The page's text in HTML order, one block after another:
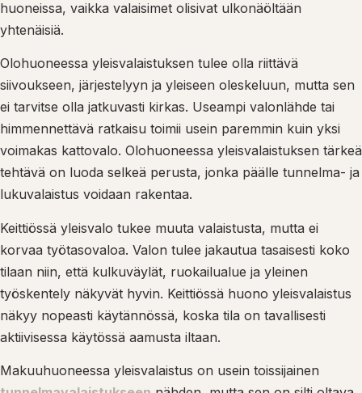
huoneissa, vaikka valaisimet olisivat ulkonäöltään
yhtenäisiä.
Olohuoneessa yleisvalaistuksen tulee olla riittävä
siivoukseen, järjestelyyn ja yleiseen oleskeluun, mutta sen
ei tarvitse olla jatkuvasti kirkas. Useampi valonlähde tai
himmennettävä ratkaisu toimii usein paremmin kuin yksi
voimakas kattovalo. Olohuoneessa yleisvalaistuksen tärkeä
tehtävä on luoda selkeä perusta, jonka päälle tunnelma- ja
lukuvalaistus voidaan rakentaa.
Keittiössä yleisvalo tukee muuta valaistusta, mutta ei
korvaa työtasovaloa. Valon tulee jakautua tasaisesti koko
tilaan niin, että kulkuväylät, ruokailualue ja yleinen
työskentely näkyvät hyvin. Keittiössä huono yleisvalaistus
näkyy nopeasti käytännössä, koska tila on tavallisesti
aktiivisessa käytössä aamusta iltaan.
Makuuhuoneessa yleisvalaistus on usein toissijainen